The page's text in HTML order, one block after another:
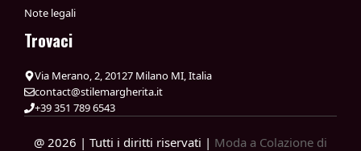
Note legali
Trovaci
Via Merano, 2, 20127 Milano MI, Italia
contact@stilemargherita.it
+39 351 789 6543
@ 2026 | Tutti i diritti riservati | Moda a Colazione di